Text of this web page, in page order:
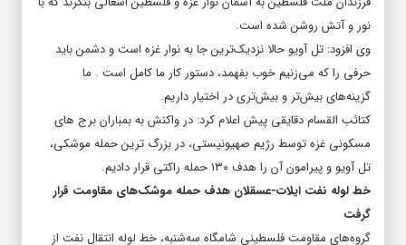
نور و آتش روشن شده است.
وی افزود: تل آویو حالا نزدیک‌ترین جا به نوار غزه است و دشمن باید
حرفی را که می‌زنیم خوب بفهمد، دستور کار ما کامل است . ما
گزینه‌های بیش‌تر و بیش‌تری در اختیار داریم.
کتائب القسام دقایقی پیش اعلام کرد: در واکنش به بمباران برج های
مسکونی غزه توسط رژیم صهیونیستی، در بزرگ ترین حمله موشکی،
تل آویو و پیرامون آن را هدف ۱۳۰ حمله راکتی قرار دادیم.
خط لوله نفت ایلات-عسقلان هدف حمله موشک‌های مقاومت قرار
گرفت
گروه‌های مقاومت فلسطینی شامگاه سه‌شنبه، خط لوله انتقال نفت از